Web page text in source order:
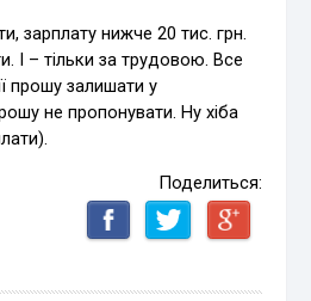
зарплату нижче 20 тис. грн.
І – тільки за трудовою. Все
прошу залишати у
не пропонувати. Ну хіба
Поделиться: